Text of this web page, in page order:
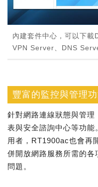
內建套件中心，可以下
VPN Server、DNS
豐富的監控與管理
針對網路連線狀態與管
表與安全諮詢中心等功能
用者，RT1900ac也會再
併開放網路服務所需的各
問題。